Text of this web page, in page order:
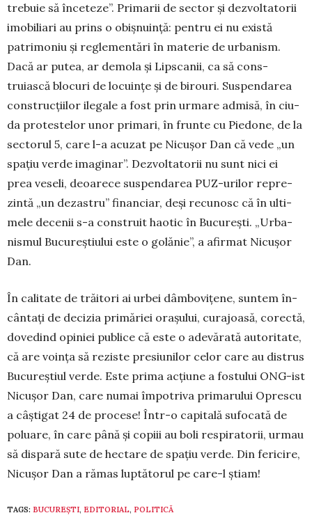
trebuie să în­ceteze”. Primarii de sector și dez­voltatorii
imo­biliari au prins o obișnuință: pentru ei nu există
patri­mo­niu și reglementări în materie de urba­nism.
Dacă ar pu­tea, ar demola și Lipscanii, ca să cons­
truiască blocuri de locuințe și de birouri. Sus­pen­darea
construcțiilor ilegale a fost prin urmare admisă, în ciu­
da protestelor unor primari, în frunte cu Piedone, de la
sec­torul 5, care l-a acuzat pe Nicușor Dan că vede „un
spa­țiu verde imaginar”. Dezvoltatorii nu sunt nici ei
prea veseli, deoarece suspendarea PUZ-urilor re­pre­
zin­tă „un dezastru” financiar, deși recunosc că în ulti­
mele decenii s-a construit haotic în București. „Urba­
nismul Bucureștiului este o golănie”, a afirmat Nicușor
Dan.
În calitate de trăitori ai urbei dâmbovițene, suntem în­
cântați de decizia primăriei orașului, curajoasă, co­rec­tă,
dovedind opiniei publice că este o adevărată au­toritate,
că are voința să reziste presiunilor celor care au distrus
Bucureștiul verde. Este prima acțiune a fos­tu­lui ONG-ist
Nicușor Dan, care nu­mai împotriva pri­marului Oprescu
a câștigat 24 de pro­cese! Într-o ca­pitală sufocată de
poluare, în care până și copiii au boli respiratorii, urmau
să dispară sute de hec­tare de spațiu verde. Din fericire,
Nicușor Dan a rămas luptătorul pe care-l știam!
TAGS: BUCUREȘTI, EDITORIAL, POLITICĂ